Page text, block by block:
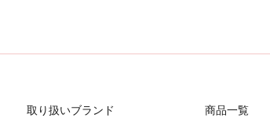
取り扱いブランド 商品一覧